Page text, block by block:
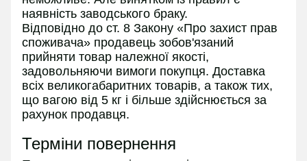
наявність заводського браку.
Відповідно до ст. 8 Закону «Про захист прав
споживача» продавець зобов'язаний
прийняти товар належної якості,
задовольняючи вимоги покупця. Доставка
всіх великогабаритних товарів, а також тих,
що вагою від 5 кг і більше здійснюється за
рахунок продавця.
Терміни повернення